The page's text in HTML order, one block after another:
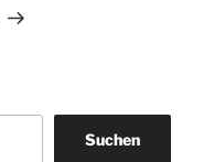
Suchen